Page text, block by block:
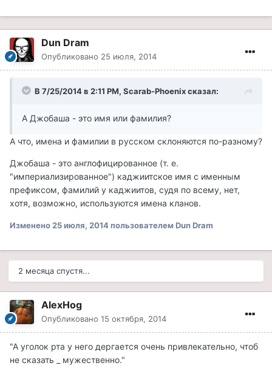
Dun Dram
Опубликовано 25 июля, 2014
В 7/25/2014 в 2:11 PM, Scarab-Phoenix сказал:
А Джобаша - это имя или фамилия?
А что, имена и фамилии в русском склоняются по-разному?
Джобаша - это англофицированное (т. е.
"империализированное") каджиитское имя с именным
префиксом, фамилий у каджиитов, судя по всему, нет,
хотя, возможно, используются имена кланов.
Изменено 25 июля, 2014пользователем Dun Dram
2 месяца спустя...
AlexHog
Опубликовано 15 октября, 2014
"А уголок рта у него дергается очень привлекательно, чтоб
не сказать _ мужественно."